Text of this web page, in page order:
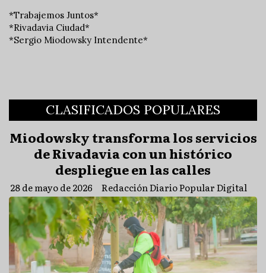
*Trabajemos Juntos*
*Rivadavia Ciudad*
*Sergio Miodowsky Intendente*
CLASIFICADOS POPULARES
Miodowsky transforma los servicios
de Rivadavia con un histórico
despliegue en las calles
Redacción Diario Popular Digital
28 de mayo de 2026